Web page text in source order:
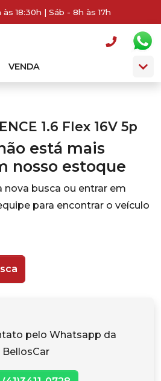
18:30h | Sáb - 8h às 17h
VENDA
1.6 Flex 16V 5p
está mais
nosso estoque
nova busca ou entrar em
para encontrar o veículo
pelo Whatsapp da
BellosCar